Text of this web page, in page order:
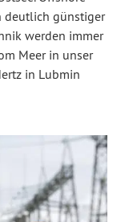
deutlich günstiger
werden immer
Meer in unser
in Lubmin